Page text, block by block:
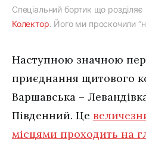
Спеціальний бортик що розділяє
Колектор. Його ми проскочили
Наступною значною
приєднання щитового
Варшавська –
Південний. Це
місцями проходить на